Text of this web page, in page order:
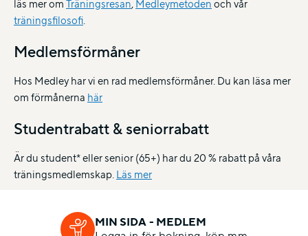
läs mer omTräningsresan,Medleymetodenoch vår
träningsfilosofi.
Medlemsförmåner
Hos Medley har vi en rad medlemsförmåner. Du kan läsa mer
om förmånerna här
Studentrabatt & seniorrabatt
Är du student* eller senior (65+) har du 20 % rabatt på våra
träningsmedlemskap.Läs mer
MIN SIDA - MEDLEM